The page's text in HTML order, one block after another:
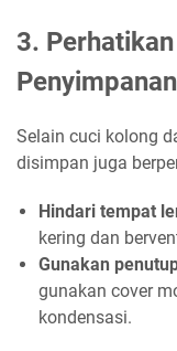
3.
Penyimpanan
Selain cuci kolong
disimpan juga
Hindari tempat
kering dan
Gunakan
gunakan cover
kondensasi.